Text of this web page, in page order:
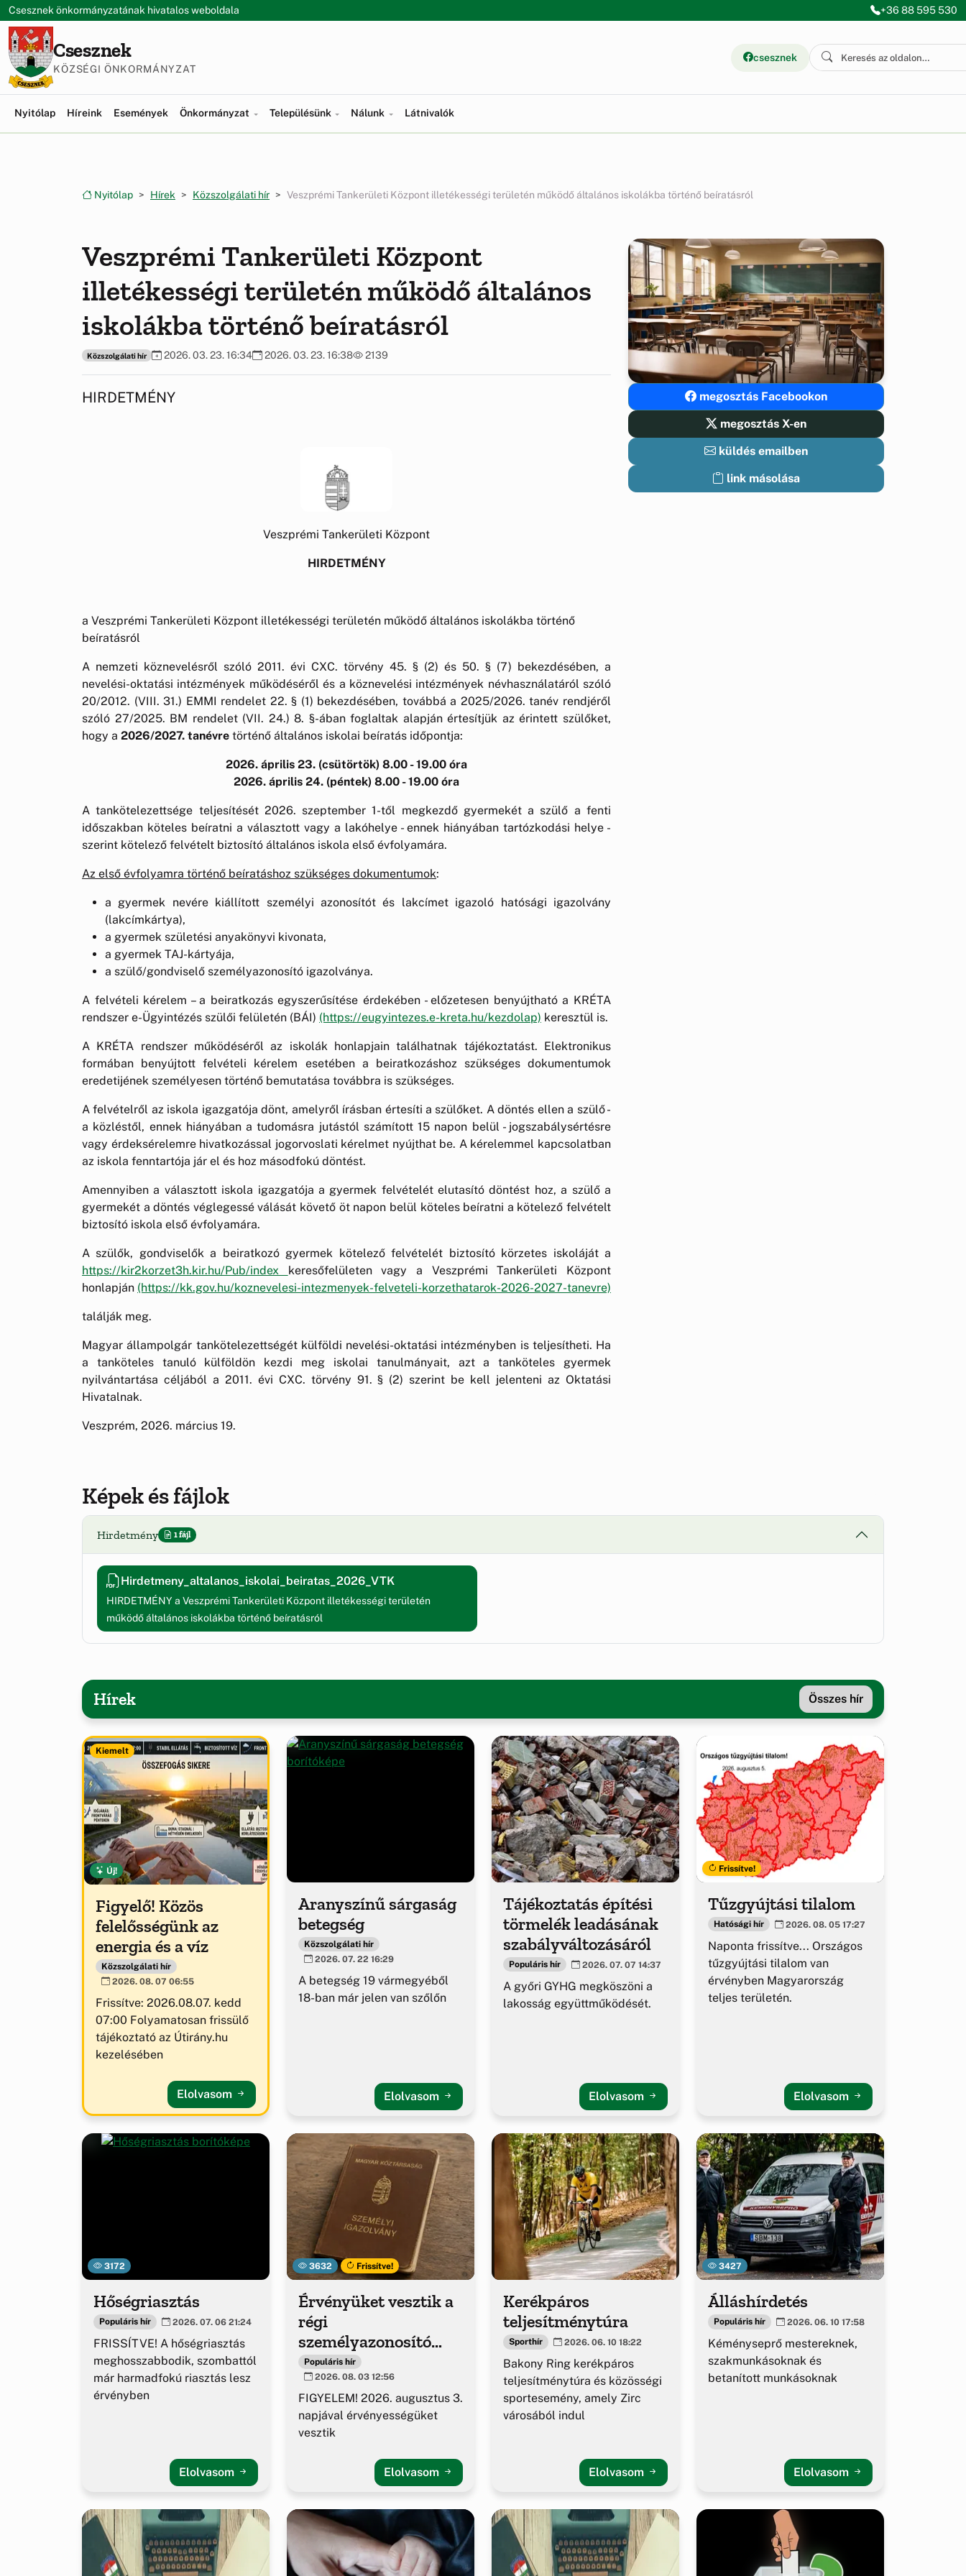
Ugrás a menüre
Ugrás a tartalomra
Csesznek önkormányzatának hivatalos weboldala +36 88 595 530
Csesznek
KÖZSÉGI ÖNKORMÁNYZAT
csesznek
Nyitólap Híreink Események Önkormányzat Településünk Nálunk Látnivalók
Nyitólap Hírek Közszolgálati hír Veszprémi Tankerületi Központ illetékességi területén működő általános iskolákba történő beíratásról
Veszprémi Tankerületi Központ
illetékességi területén működő általános
iskolákba történő beíratásról
Közszolgálati hír 2026. 03. 23. 16:34 2026. 03. 23. 16:38 2139
HIRDETMÉNY
Veszprémi Tankerületi Központ
HIRDETMÉNY
a Veszprémi Tankerületi Központ illetékességi területén működő általános iskolákba történő
beíratásról
A nemzeti köznevelésről szóló 2011. évi CXC. törvény 45. § (2) és 50. § (7) bekezdésében, a
nevelési-oktatási intézmények működéséről és a köznevelési intézmények névhasználatáról szóló
20/2012. (VIII. 31.) EMMI rendelet 22. § (1) bekezdésében, továbbá a 2025/2026. tanév rendjéről
szóló 27/2025. BM rendelet (VII. 24.) 8. §-ában foglaltak alapján értesítjük az érintett szülőket,
hogy a 2026/2027. tanévre történő általános iskolai beíratás időpontja:
2026. április 23. (csütörtök) 8.00 - 19.00 óra
2026. április 24. (péntek) 8.00 - 19.00 óra
A tankötelezettsége teljesítését 2026. szeptember 1-től megkezdő gyermekét a szülő a fenti
időszakban köteles beíratni a választott vagy a lakóhelye - ennek hiányában tartózkodási helye -
szerint kötelező felvételt biztosító általános iskola első évfolyamára.
Az első évfolyamra történő beíratáshoz szükséges dokumentumok:
a gyermek nevére kiállított személyi azonosítót és lakcímet igazoló hatósági igazolvány
(lakcímkártya),
a gyermek születési anyakönyvi kivonata,
a gyermek TAJ-kártyája,
a szülő/gondviselő személyazonosító igazolványa.
A felvételi kérelem – a beiratkozás egyszerűsítése érdekében - előzetesen benyújtható a KRÉTA
rendszer e-Ügyintézés szülői felületén (BÁI) (https://eugyintezes.e-kreta.hu/kezdolap) keresztül is.
A KRÉTA rendszer működéséről az iskolák honlapjain találhatnak tájékoztatást. Elektronikus
formában benyújtott felvételi kérelem esetében a beiratkozáshoz szükséges dokumentumok
eredetijének személyesen történő bemutatása továbbra is szükséges.
A felvételről az iskola igazgatója dönt, amelyről írásban értesíti a szülőket. A döntés ellen a szülő -
a közléstől, ennek hiányában a tudomásra jutástól számított 15 napon belül - jogszabálysértésre
vagy érdeksérelemre hivatkozással jogorvoslati kérelmet nyújthat be. A kérelemmel kapcsolatban
az iskola fenntartója jár el és hoz másodfokú döntést.
Amennyiben a választott iskola igazgatója a gyermek felvételét elutasító döntést hoz, a szülő a
gyermekét a döntés véglegessé válását követő öt napon belül köteles beíratni a kötelező felvételt
biztosító iskola első évfolyamára.
A szülők, gondviselők a beiratkozó gyermek kötelező felvételét biztosító körzetes iskoláját a
https://kir2korzet3h.kir.hu/Pub/index
keresőfelületen vagy a Veszprémi Tankerületi Központ
honlapján (https://kk.gov.hu/koznevelesi-intezmenyek-felveteli-korzethatarok-2026-2027-tanevre)
találják meg.
Magyar állampolgár tankötelezettségét külföldi nevelési-oktatási intézményben is teljesítheti. Ha
a tanköteles tanuló külföldön kezdi meg iskolai tanulmányait, azt a tanköteles gyermek
nyilvántartása céljából a 2011. évi CXC. törvény 91. § (2) szerint be kell jelenteni az Oktatási
Hivatalnak.
Veszprém, 2026. március 19.
megosztás Facebookon
megosztás X-en
küldés emailben
link másolása
Képek és fájlok
Hirdetmény 1 fájl
Hirdetmeny_altalanos_iskolai_beiratas_2026_VTK
HIRDETMÉNY a Veszprémi Tankerületi Központ illetékességi területén
működő általános iskolákba történő beíratásról
Hírek Összes hír
Kiemelt
Új!
Figyelő! Közös
felelősségünk az
energia és a víz
Közszolgálati hír
2026. 08. 07 06:55
Frissítve: 2026.08.07. kedd
07:00 Folyamatosan frissülő
tájékoztató az Útirány.hu
kezelésében
Elolvasom
Aranyszínű sárgaság
betegség
Közszolgálati hír
2026. 07. 22 16:29
A betegség 19 vármegyéből
18-ban már jelen van szőlőn
Elolvasom
Tájékoztatás építési
törmelék leadásának
szabályváltozásáról
Populáris hír 2026. 07. 07 14:37
A győri GYHG megköszöni a
lakosság együttműködését.
Elolvasom
Frissítve!
Tűzgyújtási tilalom
Hatósági hír 2026. 08. 05 17:27
Naponta frissítve... Országos
tűzgyújtási tilalom van
érvényben Magyarország
teljes területén.
Elolvasom
3172
Hőségriasztás
Populáris hír 2026. 07. 06 21:24
FRISSÍTVE! A hőségriasztás
meghosszabbodik, szombattól
már harmadfokú riasztás lesz
érvényben
Elolvasom
3632 Frissítve!
Érvényüket vesztik a
régi
személyazonosító
igazolványok
Populáris hír
2026. 08. 03 12:56
FIGYELEM! 2026. augusztus 3.
napjával érvényességüket
vesztik
Elolvasom
Kerékpáros
teljesítménytúra
Sporthír 2026. 06. 10 18:22
Bakony Ring kerékpáros
teljesítménytúra és közösségi
sportesemény, amely Zirc
városából indul
Elolvasom
3427
Álláshírdetés
Populáris hír 2026. 06. 10 17:58
Kéményseprő mestereknek,
szakmunkásoknak és
betanított munkásoknak
Elolvasom